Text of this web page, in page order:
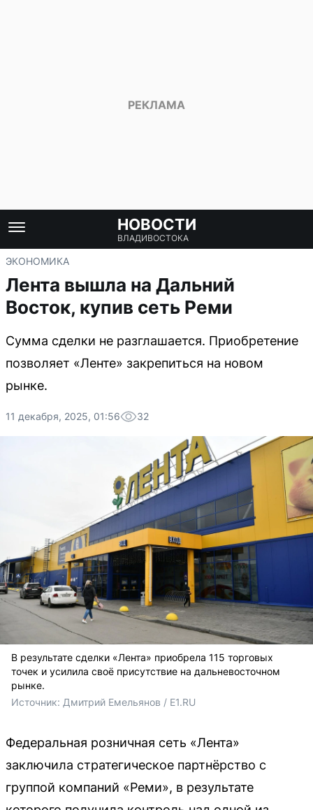
НОВОСТИ
ВЛАДИВОСТОКА
ЭКОНОМИКА
Лента вышла на Дальний
Восток, купив сеть Реми
Сумма сделки не разглашается. Приобретение
позволяет «Ленте» закрепиться на новом
рынке.
11 декабря, 2025, 01:56 32
В результате сделки «Лента» приобрела 115 торговых
точек и усилила своё присутствие на дальневосточном
рынке.
Источник: Дмитрий Емельянов / E1.RU
Федеральная розничная сеть «Лента»
заключила стратегическое партнёрство с
группой компаний «Реми», в результате